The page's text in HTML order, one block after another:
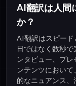
AI翻訳は人間
か？
AI翻訳はスピード
日ではなく数秒
ンタビュー、プ
ンテンツにおい
的なニュアンス